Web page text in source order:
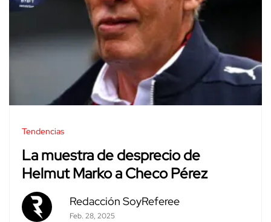
Tendencias
La muestra de desprecio de
Helmut Marko a Checo Pérez
Redacción SoyReferee
Feb. 28, 2025